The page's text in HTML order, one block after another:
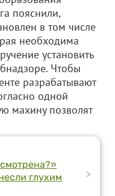
пояснили,
в том числе
необходима
установить
Чтобы
разрабатывают
одной
махину позволят
глухим
>